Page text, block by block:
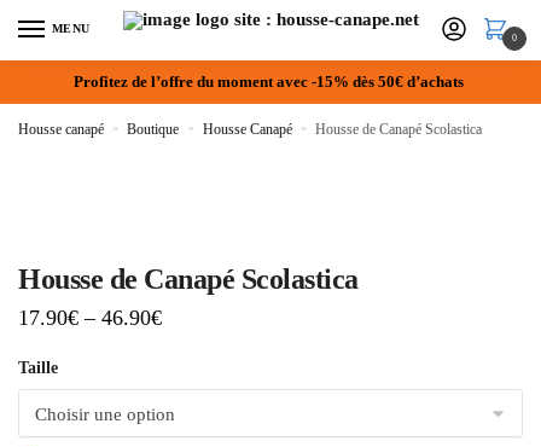
MENU
0
Profitez de l’offre du moment avec -15% dès 50€ d’achats
Housse canapé » Boutique » Housse Canapé » Housse de Canapé Scolastica
Housse de Canapé Scolastica
17.90€ – 46.90€
Taille